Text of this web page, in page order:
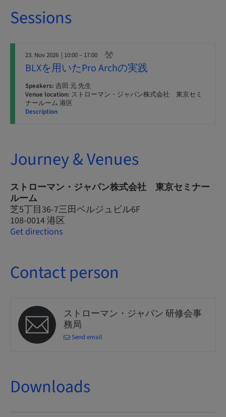
Sessions
23. Nov 2026 | 10:00 – 17:00
BLXを用いたPro Archの実践
Speakers: 吉田 元 先生
Venue location: ストローマン・ジャパン株式会社 東京セミ
ナールーム 港区
Description
Journey & Venues
ストローマン・ジャパン株式会社 東京セミナー
ルーム
芝5丁目36-7三田ベルジュビル6F
108-0014 港区
Get directions
Contact person
ストローマン・ジャパン 研修会事
務局
Send email
Downloads